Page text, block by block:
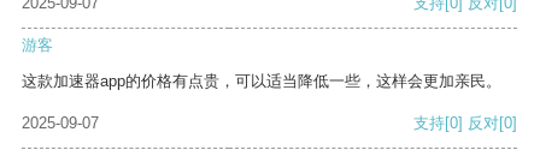
游客
这款加速器app的价格有点贵，可以适当降低一些，这样会更加亲民。
2025-09-07 支持[0] 反对[0]